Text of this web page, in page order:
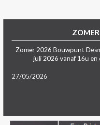
Zomer 2026 Bouwpunt
juli 2026 vanaf 16u en
27/05/2026